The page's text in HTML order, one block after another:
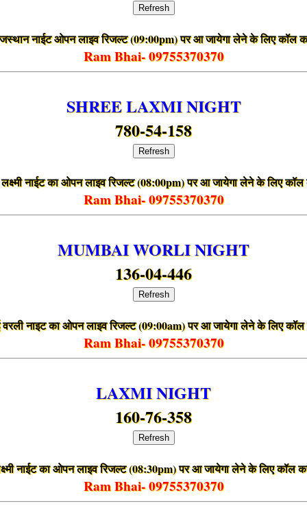
Refresh
नाईट ओपन लाइव रिजल्ट (09:00pm) पर आ जायेगा लेने के लिए कॉल
Ram Bhai- 09755370370
SHREE LAXMI NIGHT
780-54-158
Refresh
लक्ष्मी नाईट का ओपन लाइव रिजल्ट (08:00pm) पर आ जायेगा लेने के लिए
Ram Bhai- 09755370370
MUMBAI WORLI NIGHT
136-04-446
Refresh
वरली नाइट का ओपन लाइव रिजल्ट (09:00am) पर आ जायेगा लेने के लिए
Ram Bhai- 09755370370
LAXMI NIGHT
160-76-358
Refresh
नाईट का ओपन लाइव रिजल्ट (08:30pm) पर आ जायेगा लेने के लिए कॉल
Ram Bhai- 09755370370